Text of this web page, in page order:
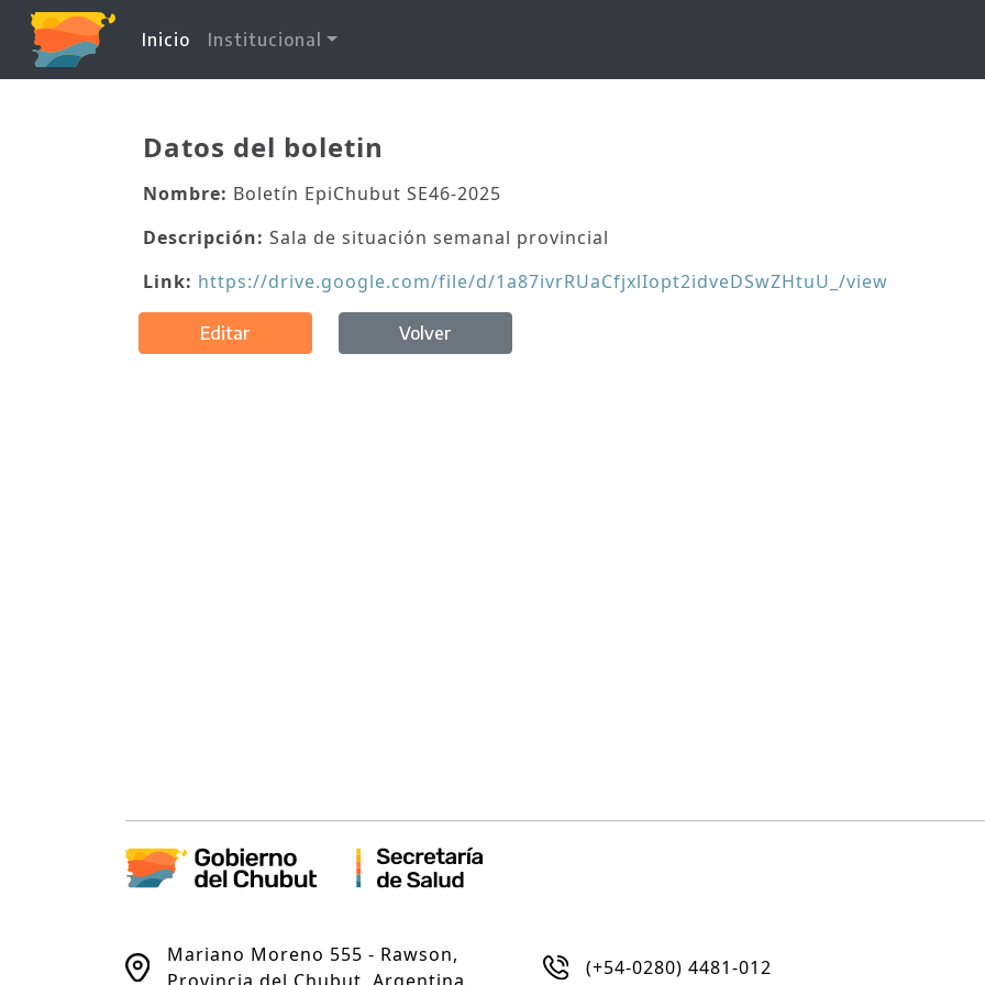
Inicio (current)
Institucional
Datos del boletin
Nombre: Boletín EpiChubut SE46-2025
Descripción: Sala de situación semanal provincial
Link: https://drive.google.com/file/d/1a87ivrRUaCfjxlIopt2idveDSwZHtuU_/view
Editar Volver
Mariano Moreno 555 - Rawson,
(+54-0280) 4481-012